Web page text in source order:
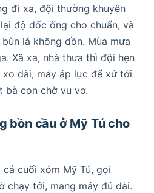
đi xa, đội thường khuyên
độ dốc ống cho chuẩn, và
lá không dồn. Mùa mưa
Xã xa, nhà thưa thì đội hẹn
dài, máy áp lực để xử tới
bà con chờ vu vơ.
bồn cầu ở Mỹ Tú cho
cuối xóm Mỹ Tú, gọi
chạy tới, mang máy đủ dài.